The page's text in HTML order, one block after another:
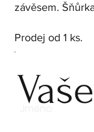
závěsem.
Prodej od 1 ks.
Vaše